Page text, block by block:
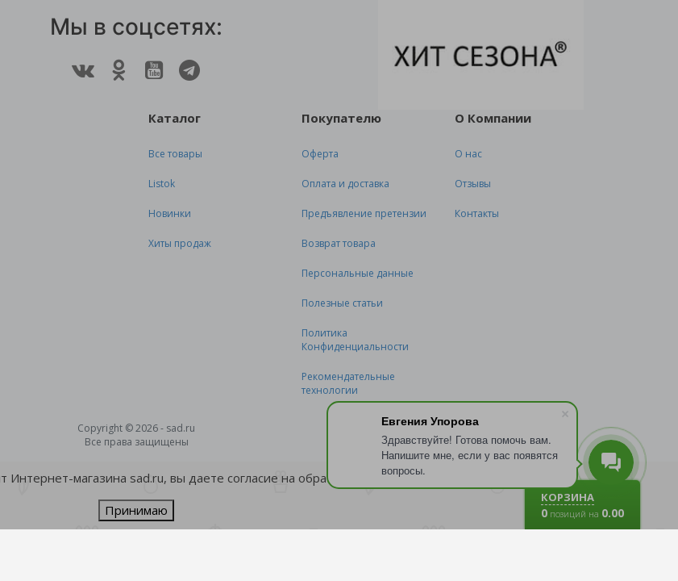
Евгения Упорова
Здравствуйте! Готова помочь вам.
Напишите мне, если у вас появятся
вопросы.
КОРЗИНА
0 позиций на 0.00
Мы в соцсетях:
Каталог
Все товары
Listok
Новинки
Хиты продаж
Покупателю
Оферта
Оплата и доставка
Предъявление претензии
Возврат товара
Персональные данные
Полезные статьи
Политика
Конфиденциальности
Рекомендательные
технологии
О Компании
О нас
Отзывы
Контакты
Copyright © 2026 - sad.ru
Все права защищены
Интернет-магазина sad.ru, вы даете согласие на обработку файловcookie
Принимаю